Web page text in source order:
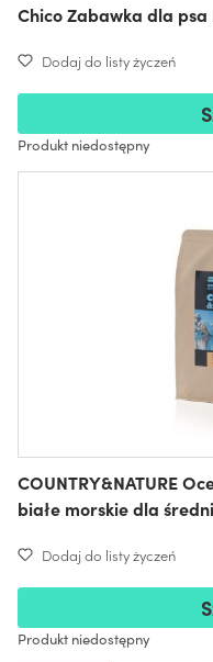
Chico Zabawka dla psa
Dodaj do listy życzeń
Produkt niedostępny
COUNTRY&NATURE
białe morskie dla
Dodaj do listy życzeń
Produkt niedostępny